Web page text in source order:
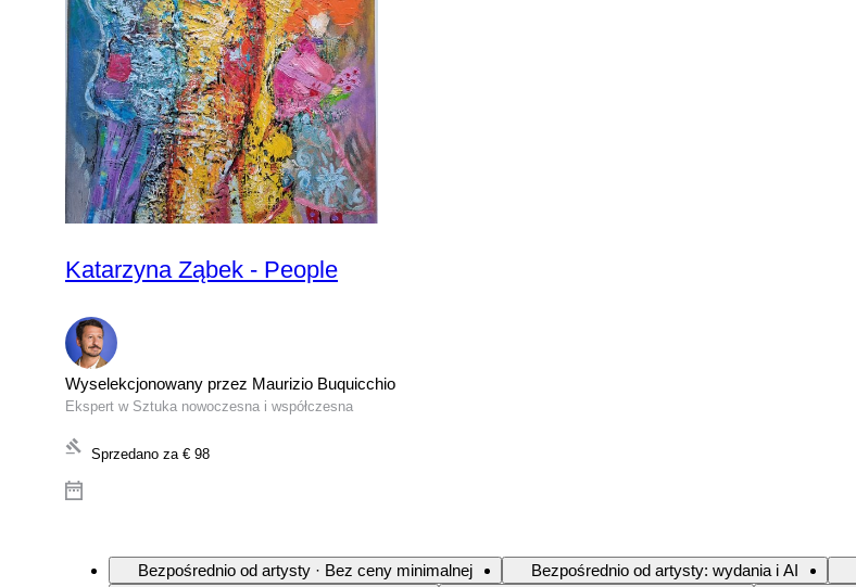
Katarzyna Ząbek - People
Wyselekcjonowany przez Maurizio Buquicchio
Ekspert w Sztuka nowoczesna i współczesna
Sprzedano za € 98
Bezpośrednio od artysty · Bez ceny minimalnej Bezpośrednio od artysty: wydania i AI